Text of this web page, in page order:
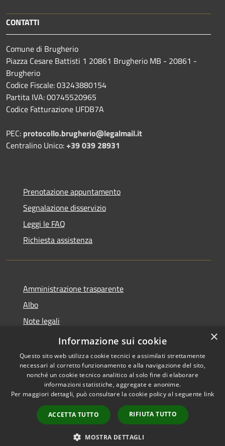
CONTATTI
Comune di Brugherio
Piazza Cesare Battisti 1 20861 Brugherio MB - 20861 -
Brugherio
Codice Fiscale: 03243880154
Partita IVA: 00745520965
Codice Fatturazione UFDB7A
PEC: protocollo.brugherio@legalmail.it
Centralino Unico:+39 039 28931
Prenotazione appuntamento
Segnalazione disservizio
Leggi le FAQ
Richiesta assistenza
Amministrazione trasparente
Albo
Note legali
Dichiarazione di accessibilità
Accessibilità
Copyright © 2026 • Città di
Brugherio • Powered by
Municipium•
Accesso
redazione
×
Informazione sui cookie
Questo sito web utilizza cookie tecnici e assimilati strettamente
necessari al corretto funzionamento e alla navigazione del sito,
nonché un cookie tecnico analitico al solo fine di elaborare
informazioni statistiche, aggregate e anonime.
Per maggiori dettagli, può consultare la cookie policy al seguente link
ACCETTA TUTTO RIFIUTA TUTTO
MOSTRA DETTAGLI